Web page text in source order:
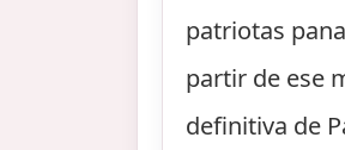
patriotas
partir de ese
definitiva de